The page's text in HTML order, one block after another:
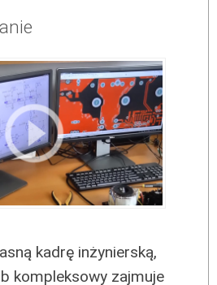
kadrę inżynierską,
kompleksowy zajmuje